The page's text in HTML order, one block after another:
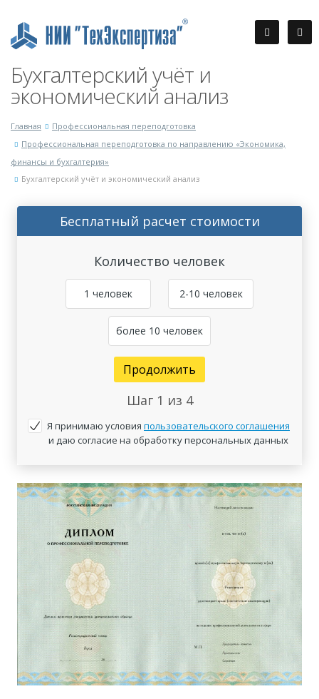
Бухгалтерский учёт и
экономический анализ
Главная
Профессиональная переподготовка
Профессиональная переподготовка по направлению «Экономика,
финансы и бухгалтерия»
Бухгалтерский учёт и экономический анализ
Бесплатный расчет стоимости
Количество человек
1 человек 2-10 человек
более 10 человек
Продолжить
Шаг 1 из 4
Я принимаю условия пользовательского соглашения
и даю согласие на обработку персональных данных